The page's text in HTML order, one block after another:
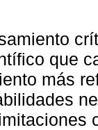
que
más